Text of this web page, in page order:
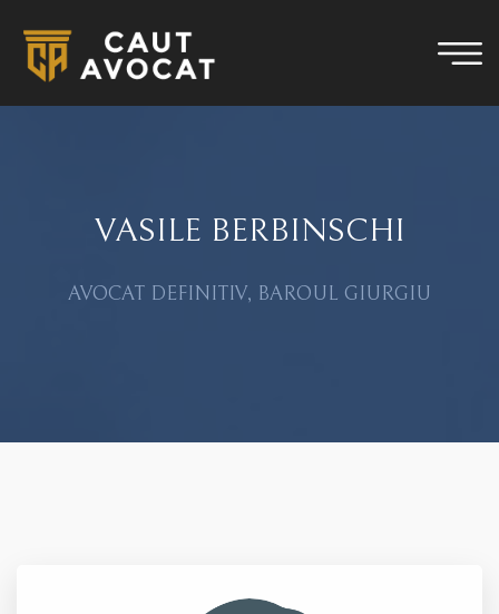
VASILE BERBINSCHI
AVOCAT DEFINITIV, BAROUL GIURGIU